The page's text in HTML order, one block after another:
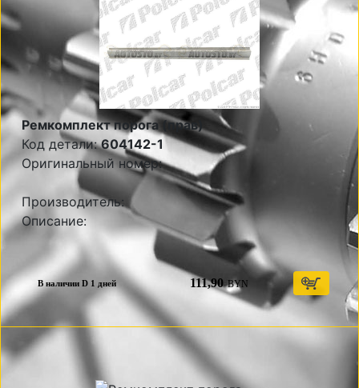
Ремкомплект порога (прав)
Код детали:604142-1
Оригинальный номер:
Производитель:
Описание:
В наличии D 1 дней 111,90 BYN